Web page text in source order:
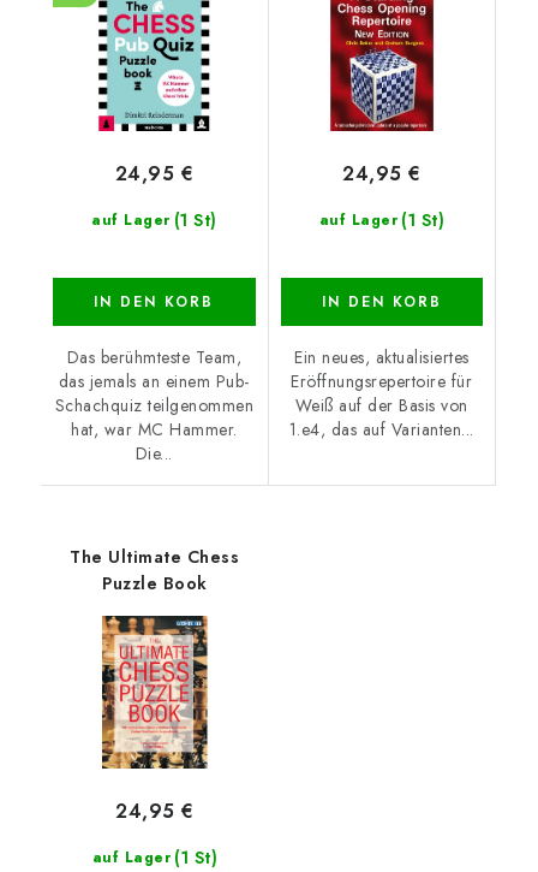
auf Lager (1 St)
24,95 €
IN DEN KORB
Das berühmteste Team,
das jemals an einem Pub-
Schachquiz teilgenommen
hat, war MC Hammer.
Die...
auf Lager (1 St)
24,95 €
IN DEN KORB
Ein neues, aktualisiertes
Eröffnungsrepertoire für
Weiß auf der Basis von
1.e4, das auf Varianten...
The Ultimate Chess
Puzzle Book
auf Lager (1 St)
24,95 €